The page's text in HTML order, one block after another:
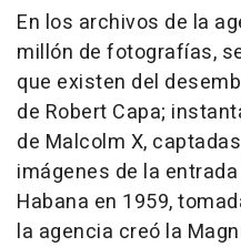
En los archivos de la
millón de fotografías,
que existen del
de Robert Capa;
de Malcolm X,
imágenes de la
Habana en 1959,
la agencia creó la